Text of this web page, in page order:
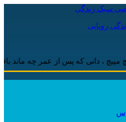
رویایی
، دانی که پس از عمر چه ماند باقی